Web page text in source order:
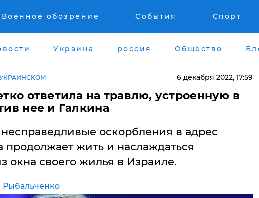
Военное обозрение События Спорт
Украина россия Общество
6 декабря 2022, 17:59
ответила на травлю, устроенную в
нее и Галкина
оскорбления в адрес
продолжает жить и наслаждаться
окна своего жилья в Израиле.
Рыбальченко